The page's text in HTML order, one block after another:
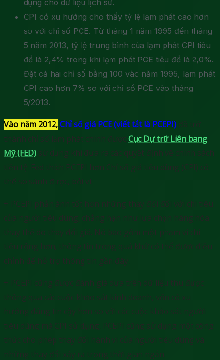
dụng cho dữ liệu lịch sử.
CPI có xu hướng cho thấy tỷ lệ lạm phát cao hơn
so với chỉ số PCE. Từ tháng 1 năm 1995 đến tháng
5 năm 2013, tỷ lệ trung bình của lạm phát CPI tiêu
đề là 2,4% trong khi lạm phát PCE tiêu đề là 2,0%.
Đặt cả hai chỉ số bằng 100 vào năm 1995, lạm phát
CPI cao hơn 7% so với chỉ số PCE vào tháng
5/2013.
Vào năm 2012,Chỉ số giá PCE (viết tắt là PCEPI) đã trở
thành chỉ số lạm phát chính được Cục Dự trữ Liên bang
Mỹ (FED) sử dụng khi đưa ra các quyết định về chính sách
tiền tệ. Fed thích PCEPI hơn Chỉ số giá tiêu dùng (CPI) có
thể so sánh được, bởi vì:
+ PCEPI phản ánh tốt hơn những thay đổi đối với chi tiêu
của người tiêu dùng, chẳng hạn như lựa chọn hàng hóa
thay thế do thay đổi giá. Nó bao gồm một phạm vi chi
tiêu rộng hơn, thông tin trong quá khứ có thể được điều
chỉnh để hỗ trợ thông tin gần đây.
+ PCEPI cũng được đánh giá dựa trên dữ liệu thu được
thông qua các cuộc khảo sát kinh doanh, vốn có xu
hướng đáng tin cậy hơn so với các cuộc khảo sát người
tiêu dùng mà CPI sử dụng. PCEPI cũng sử dụng một công
thức cho phép thay đổi hành vi của người tiêu dùng và
những thay đổi xảy ra trong thời gian ngắn.